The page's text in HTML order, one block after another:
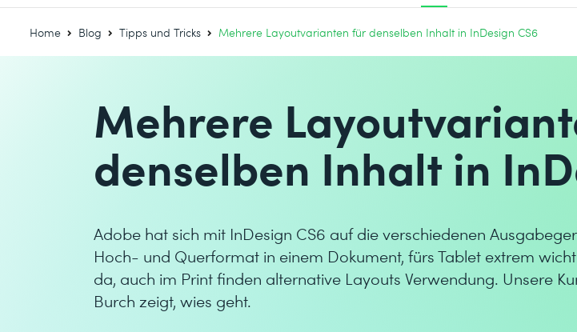
Home Blog Tipps und Tricks Mehrere Layoutvarianten für denselben Inhalt in InDesign CS6
Mehrere
denselben Inhalt in
Adobe hat sich mit InDesign CS6 auf die verschiedenen
Hoch- und Querformat in einem Dokument, fürs Tablet extrem
da, auch im Print finden alternative Layouts Verwendung. Unsere
Burch zeigt, wies geht.